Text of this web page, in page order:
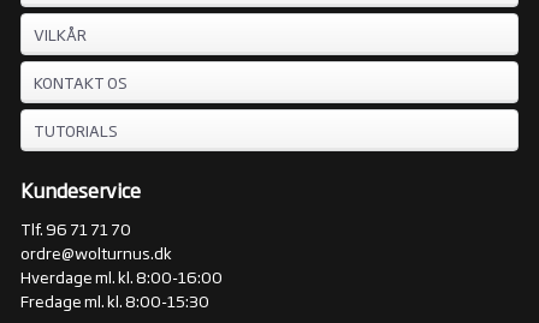
VILKÅR
KONTAKT OS
TUTORIALS
Kundeservice
Tlf. 96 71 71 70
ordre@wolturnus.dk
Hverdage ml. kl. 8:00-16:00
Fredage ml. kl. 8:00-15:30